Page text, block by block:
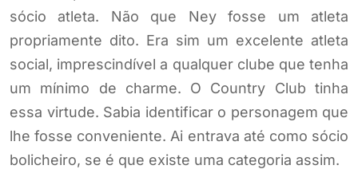
sócio atleta. Não que Ney fosse um atleta
propriamente dito. Era sim um excelente atleta
social, imprescindível a qualquer clube que tenha
um mínimo de charme. O Country Club tinha
essa virtude. Sabia identificar o personagem que
lhe fosse conveniente. Ai entrava até como sócio
bolicheiro, se é que existe uma categoria assim.